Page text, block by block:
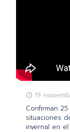
19
Confirman
situaciones
invernal en